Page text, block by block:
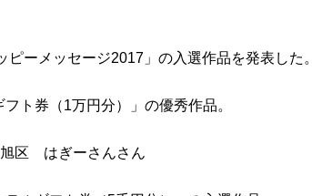
ーメッセージ2017」の入選作品を発表した。
ト券（1万円分）」の優秀作品。
区 はぎーさんさん